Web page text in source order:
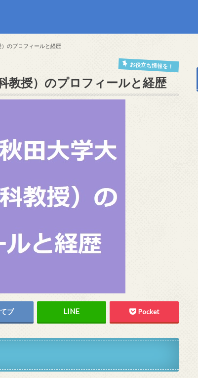
のプロフィールと経歴
お役立ち情報を！
教授）のプロフィールと経歴
ブ Pocket